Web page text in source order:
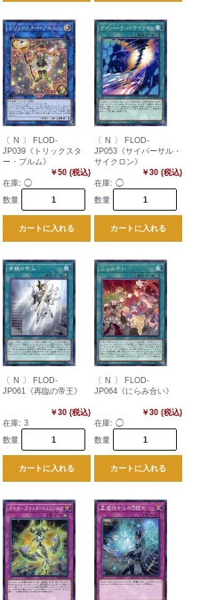
〔 N 〕 FLOD-
JP039《トリックスタ
ー・ブルム》
￥50 (税込)
在庫: ◯
数量
カートに入れる
〔 N 〕 FLOD-
JP053《サイバーサル・
サイクロン》
￥30 (税込)
在庫: ◯
数量
カートに入れる
〔 N 〕 FLOD-
JP061《再臨の帝王》
￥30 (税込)
在庫: 3
数量
カートに入れる
〔 N 〕 FLOD-
JP064《にらみ合い》
￥30 (税込)
在庫: ◯
数量
カートに入れる